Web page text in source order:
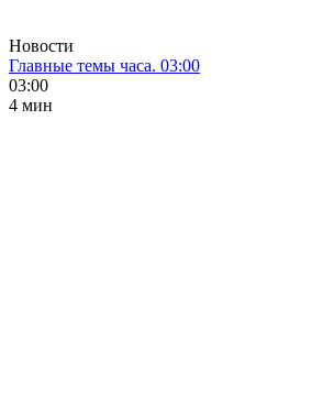
Новости
Главные темы часа. 03:00
03:00
4 мин